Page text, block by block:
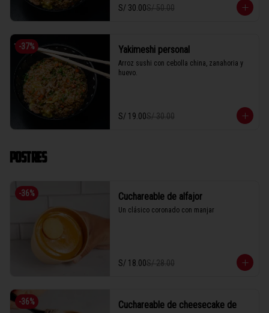
S/ 30.00S/ 50.00
-37% Yakimeshi personal
Arroz sushi con cebolla china, zanahoria y
huevo.
S/ 19.00S/ 30.00
POSTRES
-36% Cuchareable de alfajor
Un clásico coronado con manjar
S/ 18.00S/ 28.00
-36%
Cuchareable de cheesecake de